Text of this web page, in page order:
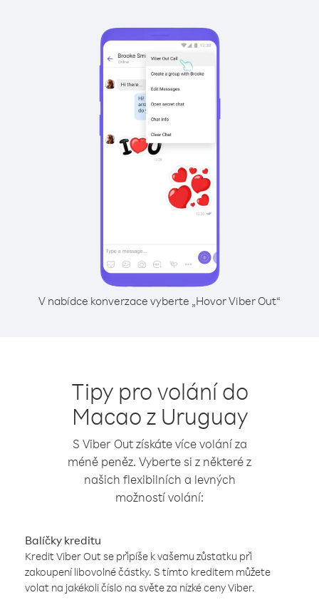
V nabídce konverzace vyberte „Hovor Viber Out“
Tipy pro volání do
Macao z Uruguay
S Viber Out získáte více volání za
méně peněz. Vyberte si z některé z
našich flexibilních a levných
možností volání:
Balíčky kreditu
Kredit Viber Out se připíše k vašemu zůstatku při
zakoupení libovolné částky. S tímto kreditem můžete
volat na jakékoli číslo na světe za nízké ceny Viber.